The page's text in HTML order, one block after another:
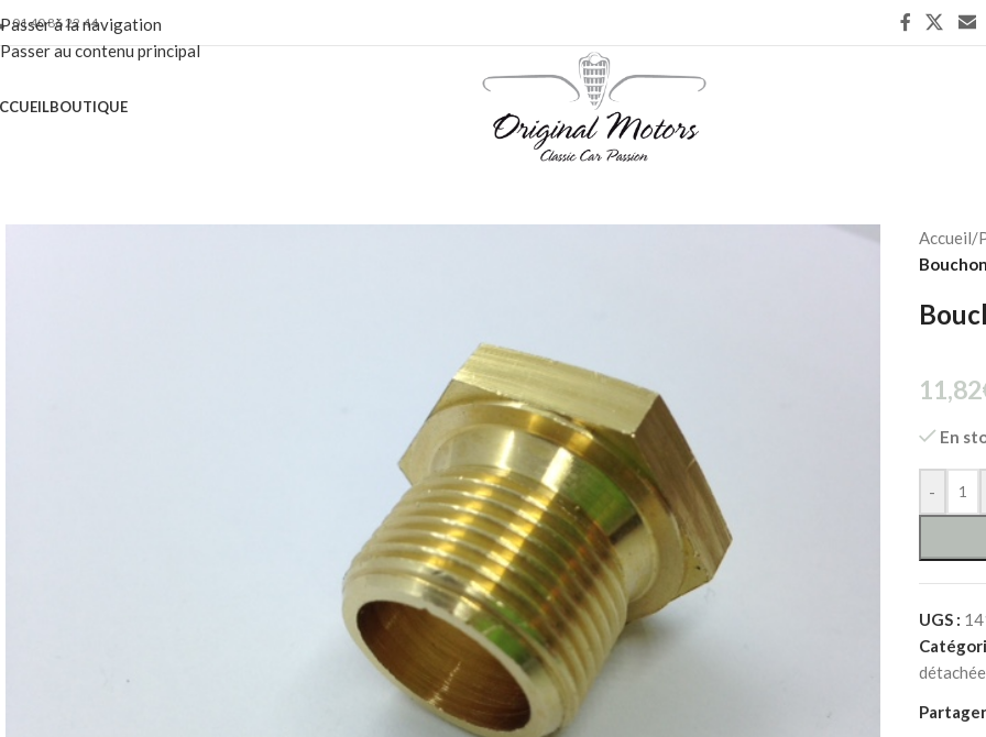
Passer à la navigation
Passer au contenu principal
01 40 86 22 44
BOUTIQUE
Accueil/
11,82
En
-
UGS :